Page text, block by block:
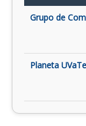
Grupo de
Planeta